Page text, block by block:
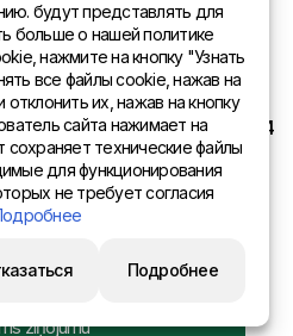
сообщение
в мире
A.Pumpura iela 104b LV 5404
Latvija
студии Esteriol
будут представлять для
больше о нашей политике
нажмите на кнопку "Узнать
все файлы cookie, нажав на
отклонить их, нажав на кнопку
сайта нажимает на
сохраняет технические файлы
для функционирования
не требует согласия
Подробнее